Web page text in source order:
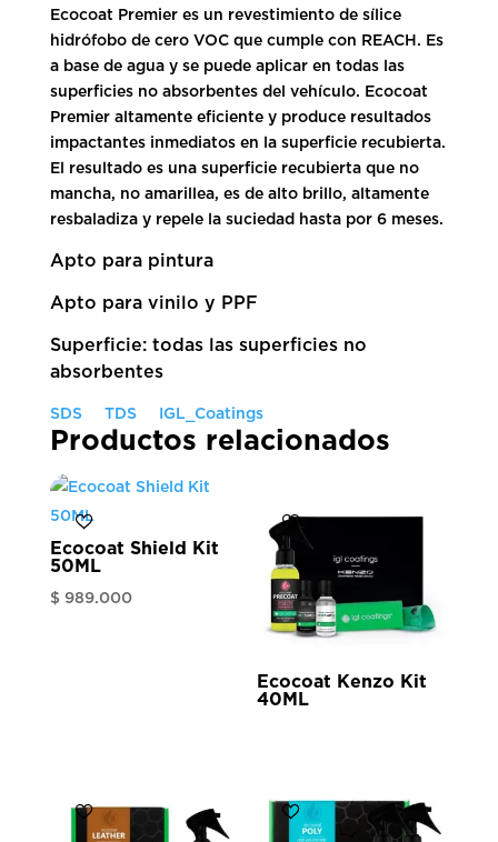
Ecocoat Premier es un revestimiento de sílice
hidrófobo de cero VOC que cumple con REACH. Es
a base de agua y se puede aplicar en todas las
superficies no absorbentes del vehículo. Ecocoat
Premier altamente eficiente y produce resultados
impactantes inmediatos en la superficie recubierta.
El resultado es una superficie recubierta que no
mancha, no amarillea, es de alto brillo, altamente
resbaladiza y repele la suciedad hasta por 6 meses.
Apto para pintura
Apto para vinilo y PPF
Superficie: todas las superficies no
absorbentes
SDS TDS IGL_Coatings
Productos relacionados
Ecocoat Shield Kit
50ML
$ 989.000
Ecocoat Kenzo Kit
40ML